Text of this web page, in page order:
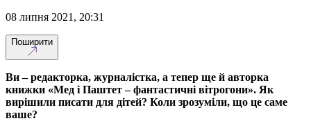
08 липня 2021, 20:31
Поширити
Ви – редакторка, журналістка, а тепер ще й авторка
книжки «Мед і Паштет – фантастичні вітрогони». Як
вирішили писати для дітей? Коли зрозуміли, що це саме
ваше?